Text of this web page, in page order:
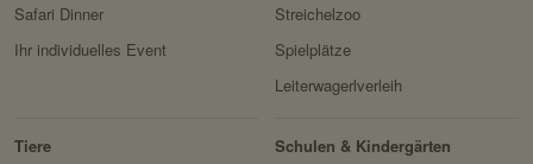
Safari Dinner
Ihr individuelles Event
Streichelzoo
Spielplätze
Leiterwagerlverleih
Schulen & Kindergärten
Tiere